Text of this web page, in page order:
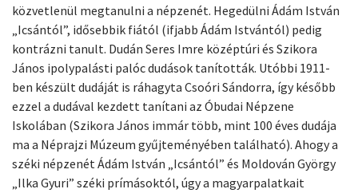
közvetlenül megtanulni a népzenét. Hegedülni Ádám István
„Icsántól”, idősebbik fiától (ifjabb Ádám Istvántól) pedig
kontrázni tanult. Dudán Seres Imre középtúri és Szikora
János ipolypalásti palóc dudások tanították. Utóbbi 1911-
ben készült dudáját is ráhagyta Csoóri Sándorra, így később
ezzel a dudával kezdett tanítani az Óbudai Népzene
Iskolában (Szikora János immár több, mint 100 éves dudája
ma a Néprajzi Múzeum gyűjteményében található). Ahogy a
széki népzenét Ádám István „Icsántól” és Moldován György
„Ilka Gyuri” széki prímásoktól, úgy a magyarpalatkait